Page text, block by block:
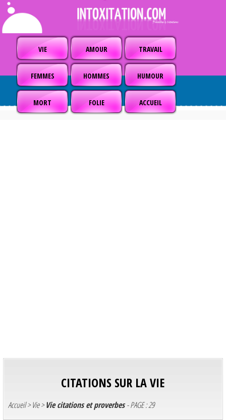
VIE AMOUR TRAVAIL
FEMMES HOMMES HUMOUR
MORT FOLIE ACCUEIL
CITATIONS SUR LA VIE
Accueil>Vie>Vie citations et proverbes- PAGE : 29